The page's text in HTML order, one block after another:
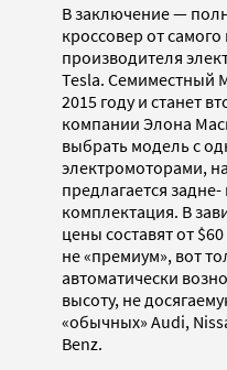
В заключение —
кроссовер от самого
производителя
Tesla. Семиместный
2015 году и станет
компании Элона
выбрать модель с
электромоторами,
предлагается
комплектация. В
цены составят от
не «премиум», вот
автоматически
высоту, не
«обычных» Audi,
Benz.